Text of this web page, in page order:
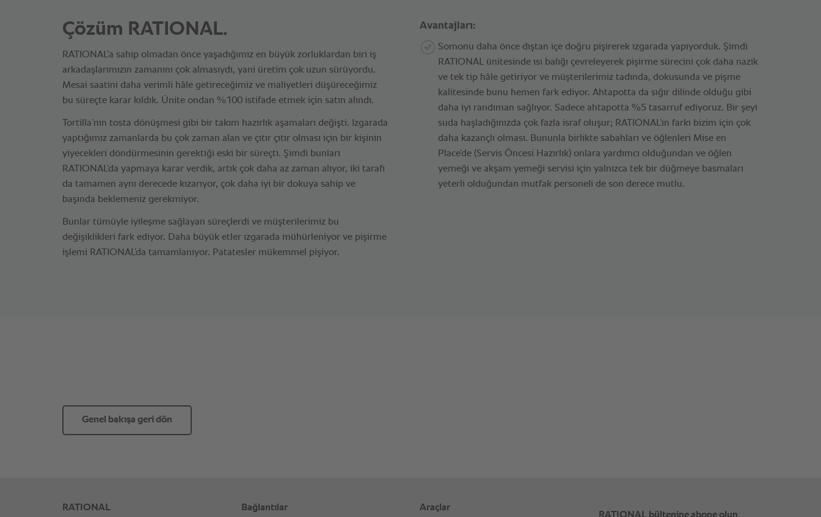
Çözüm RATIONAL.
RATIONAL’a sahip olmadan önce yaşadığımız en büyük zorluklardan biri iş
arkadaşlarımızın zamanını çok almasıydı, yani üretim çok uzun sürüyordu.
Mesai saatini daha verimli hâle getireceğimiz ve maliyetleri düşüreceğimiz
bu süreçte karar kıldık. Ünite ondan %100 istifade etmek için satın alındı.
Tortilla’nın tosta dönüşmesi gibi bir takım hazırlık aşamaları değişti. Izgarada
yaptığımız zamanlarda bu çok zaman alan ve çıtır çıtır olması için bir kişinin
yiyecekleri döndürmesinin gerektiği eski bir süreçti. Şimdi bunları
RATIONAL’da yapmaya karar verdik, artık çok daha az zaman alıyor, iki tarafı
da tamamen aynı derecede kızarıyor, çok daha iyi bir dokuya sahip ve
başında beklemeniz gerekmiyor.
Bunlar tümüyle iyileşme sağlayan süreçlerdi ve müşterilerimiz bu
değişiklikleri fark ediyor. Daha büyük etler ızgarada mühürleniyor ve pişirme
işlemi RATIONAL’da tamamlanıyor. Patatesler mükemmel pişiyor.
Avantajları:
Somonu daha önce dıştan içe doğru pişirerek ızgarada yapıyorduk. Şimdi
RATIONAL ünitesinde ısı balığı çevreleyerek pişirme sürecini çok daha nazik
ve tek tip hâle getiriyor ve müşterilerimiz tadında, dokusunda ve pişme
kalitesinde bunu hemen fark ediyor. Ahtapotta da sığır dilinde olduğu gibi
daha iyi randıman sağlıyor. Sadece ahtapotta %5 tasarruf ediyoruz. Bir şeyi
suda haşladığınızda çok fazla israf oluşur; RATIONAL’ın farkı bizim için çok
daha kazançlı olması. Bununla birlikte sabahları ve öğlenleri Mise en
Place’de (Servis Öncesi Hazırlık) onlara yardımcı olduğundan ve öğlen
yemeği ve akşam yemeği servisi için yalnızca tek bir düğmeye basmaları
yeterli olduğundan mutfak personeli de son derece mutlu.
Genel bakışa geri dön